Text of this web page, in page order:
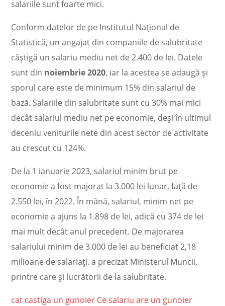
salariile sunt foarte mici.
Conform datelor de pe Institutul Național de
Statistică, un angajat din companiile de salubritate
câștigă un salariu mediu net de 2.400 de lei. Datele
sunt din noiembrie 2020, iar la acestea se adaugă și
sporul care este de minimum 15% din salariul de
bază. Salariile din salubritate sunt cu 30% mai mici
decât salariul mediu net pe economie, deși în ultimul
deceniu veniturile nete din acest sector de activitate
au crescut cu 124%.
De la 1 ianuarie 2023, salariul minim brut pe
economie a fost majorat la 3.000 lei lunar, faţă de
2.550 lei, în 2022. În mână, salariul, minim net pe
economie a ajuns la 1.898 de lei, adică cu 374 de lei
mai mult decât anul precedent. De majorarea
salariului minim de 3.000 de lei au beneficiat 2,18
milioane de salariaţi, a precizat Ministerul Muncii,
printre care și lucrătorii de la salubritate.
cat castiga un gunoier Ce salariu are un gunoier